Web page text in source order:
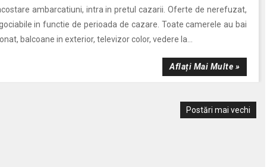
ambarcatiuni, intra in pretul cazarii. Oferte de nerefuzat,
in functie de perioada de cazare. Toate camerele au bai
balcoane in exterior, televizor color, vedere la...
Aflați Mai Multe »
Postări mai vechi